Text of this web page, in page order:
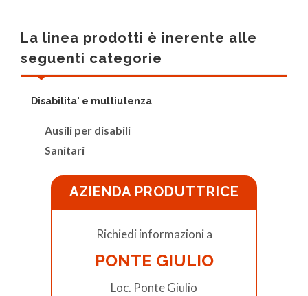
La linea prodotti è inerente alle
seguenti categorie
Disabilita' e multiutenza
Ausili per disabili
Sanitari
AZIENDA PRODUTTRICE
Richiedi informazioni a
PONTE GIULIO
Loc. Ponte Giulio